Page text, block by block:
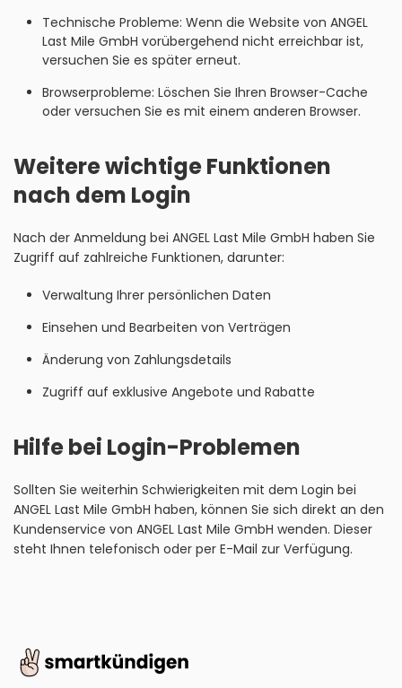
Technische Probleme: Wenn die Website von ANGEL
Last Mile GmbH vorübergehend nicht erreichbar ist,
versuchen Sie es später erneut.
Browserprobleme: Löschen Sie Ihren Browser-Cache
oder versuchen Sie es mit einem anderen Browser.
Weitere wichtige Funktionen
nach dem Login
Nach der Anmeldung bei ANGEL Last Mile GmbH haben Sie
Zugriff auf zahlreiche Funktionen, darunter:
Verwaltung Ihrer persönlichen Daten
Einsehen und Bearbeiten von Verträgen
Änderung von Zahlungsdetails
Zugriff auf exklusive Angebote und Rabatte
Hilfe bei Login-Problemen
Sollten Sie weiterhin Schwierigkeiten mit dem Login bei
ANGEL Last Mile GmbH haben, können Sie sich direkt an den
Kundenservice von ANGEL Last Mile GmbH wenden. Dieser
steht Ihnen telefonisch oder per E-Mail zur Verfügung.